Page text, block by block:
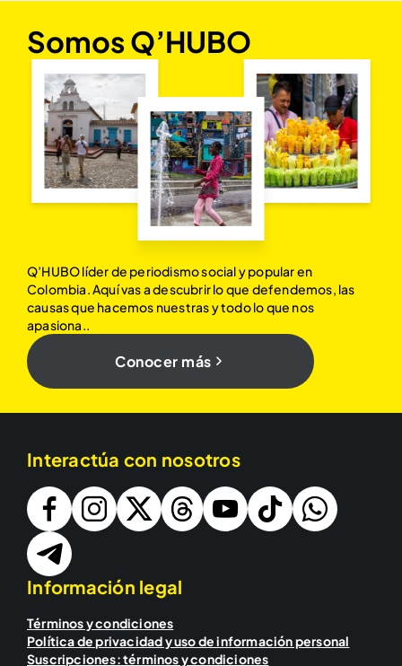
Somos Q’HUBO
Q’HUBO líder de periodismo social y popular en
Colombia. Aquí vas a descubrir lo que defendemos, las
causas que hacemos nuestras y todo lo que nos
apasiona..
Conocer más
Interactúa con nosotros
Información legal
Términos y condiciones
Política de privacidad y uso de información personal
Suscripciones: términos y condiciones